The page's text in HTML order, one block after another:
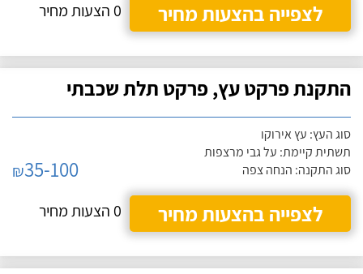
לצפייה בהצעות מחיר 0 הצעות מחיר
התקנת פרקט עץ, פרקט תלת שכבתי
סוג העץ: עץ אירוקו
תשתית קיימת: על גבי מרצפות
סוג התקנה: הנחה צפה
₪35-100
לצפייה בהצעות מחיר
0 הצעות מחיר